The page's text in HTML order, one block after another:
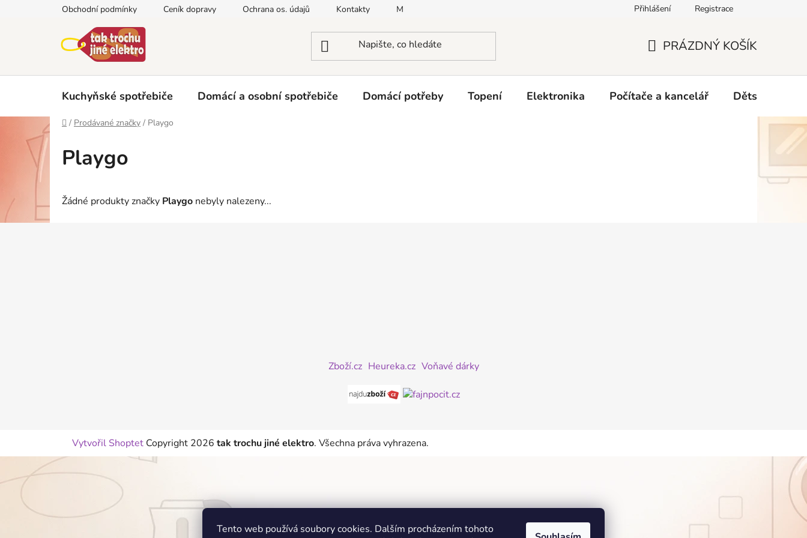
Tento web používá soubory cookies. Dalším procházením tohoto
Obchodní podmínky Ceník dopravy Ochrana os. údajů Kontakty Moje objednávka Přihlášení Registrace
KOŠÍK
PRÁZDNÝ KOŠÍK
Kuchyňské spotřebiče Domácí a osobní spotřebiče Domácí potřeby Topení Elektronika Počítače a kancelář Dětské zboží
Domů
/ Prodávané značky / Playgo
Playgo
Žádné produkty značky Playgo nebyly nalezeny...
Zboží.cz Heureka.cz Voňavé dárky
Vytvořil Shoptet Copyright 2026 tak trochu jiné elektro. Všechna práva vyhrazena.